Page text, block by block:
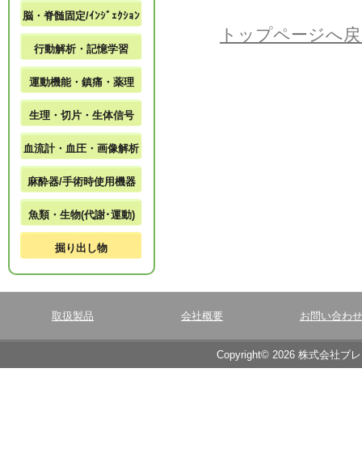
トップページへ
脳・脊髄固定/ｲﾝｼﾞｪｸｼｮﾝ
行動解析・記憶学習
運動機能・鎮痛・薬理
生理・切片・生体信号
血流計・血圧・画像解析
麻酔器/手術時使用機器
魚類・生物(代謝･運動)
掘り出し物
取扱製品 会社概要 お問い合わせ
Copyright© 2026 株式会社ブ